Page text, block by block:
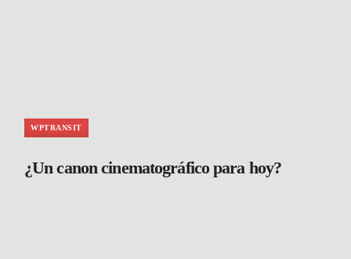
WPTRANSIT
¿Un canon cinematográfico para hoy?